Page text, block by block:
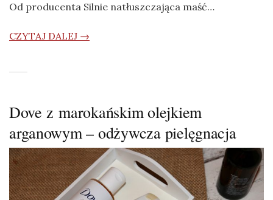
Od producenta Silnie natłuszczająca maść…
CZYTAJ DALEJ →
Dove z marokańskim olejkiem
arganowym – odżywcza pielęgnacja